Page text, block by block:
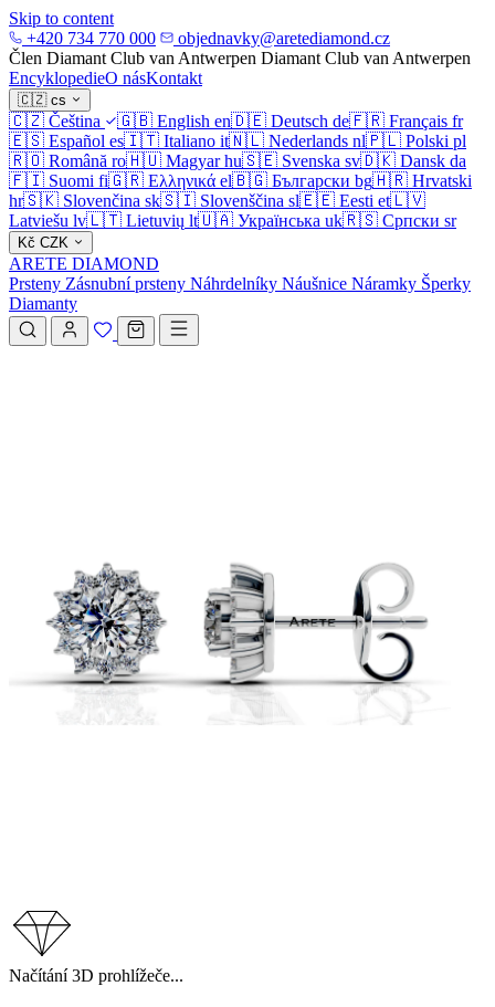
Skip to content
+420 734 770 000
objednavky@aretediamond.cz
Člen Diamant Club van Antwerpen Diamant Club van Antwerpen
EncyklopedieO násKontakt
🇨🇿 cs
🇨🇿 Čeština 🇬🇧 English en🇩🇪 Deutsch de🇫🇷 Français fr
🇪🇸 Español es🇮🇹 Italiano it🇳🇱 Nederlands nl🇵🇱 Polski pl
🇷🇴 Română ro🇭🇺 Magyar hu🇸🇪 Svenska sv🇩🇰 Dansk da
🇫🇮 Suomi fi🇬🇷 Ελληνικά el🇧🇬 Български bg🇭🇷 Hrvatski
hr🇸🇰 Slovenčina sk🇸🇮 Slovenščina sl🇪🇪 Eesti et🇱🇻
Latviešu lv🇱🇹 Lietuvių lt🇺🇦 Українська uk🇷🇸 Српски sr
Kč CZK
ARETE DIAMOND
Prsteny Zásnubní prsteny Náhrdelníky Náušnice Náramky Šperky
Diamanty
Načítání 3D prohlížeče...